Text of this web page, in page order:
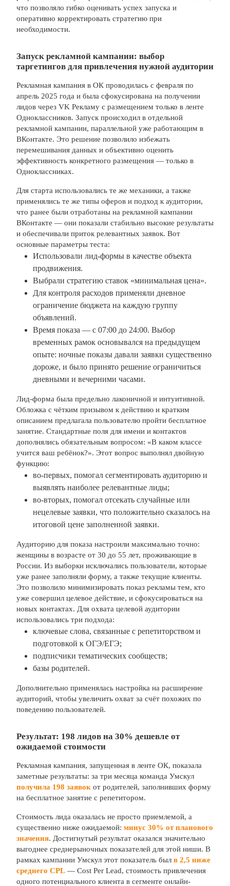
что позволяло гибко оценивать успех запуска и
оперативно корректировать стратегию при
необходимости.
Запуск рекламной кампании: выбор
таргетингов для привлечения нужной аудитории
Рекламная кампания в ОК проводилась с февраля по
апрель 2025 года и была сфокусирована на получении
лидов через VK Рекламу с размещением только в ленте
Одноклассников. Запуск происходил в отдельной
рекламной кампании, параллельной уже работающим в
ВКонтакте. Это решение позволило избежать
перемешивания данных и объективно оценить
эффективность конкретного размещения — только в
Одноклассниках.
Для старта использовались те же механики, а также
применялись те же типы оферов и подход к аудитории,
что ранее были отработаны на рекламной кампании
ВКонтакте — они показали стабильно высокие результаты
и обеспечивали приток релевантных заявок. Вот
основные параметры теста:
Использовали лид-формы в качестве объекта
продвижения.
Выбрали стратегию ставок «минимальная цена».
Для контроля расходов применяли дневное
ограничение бюджета на каждую группу
объявлений.
Время показа — с 07:00 до 24:00. Выбор
временных рамок основывался на предыдущем
опыте: ночные показы давали заявки существенно
дороже, и было принято решение ограничиться
дневными и вечерними часами.
Лид-форма была предельно лаконичной и интуитивной.
Обложка с чётким призывом к действию и кратким
описанием предлагала пользователю пройти бесплатное
занятие. Стандартные поля для имени и контактов
дополнялись обязательным вопросом: «В каком классе
учится ваш ребёнок?». Этот вопрос выполнял двойную
функцию:
во-первых, помогал сегментировать аудиторию и
выявлять наиболее релевантные лиды;
во-вторых, помогал отсекать случайные или
нецелевые заявки, что положительно сказалось на
итоговой цене заполненной заявки.
Аудиторию для показа настроили максимально точно:
женщины в возрасте от 30 до 55 лет, проживающие в
России. Из выборки исключались пользователи, которые
уже ранее заполняли форму, а также текущие клиенты.
Это позволило минимизировать показ рекламы тем, кто
уже совершил целевое действие, и сфокусироваться на
новых контактах. Для охвата целевой аудитории
использовались три подхода:
ключевые слова, связанные с репетиторством и
подготовкой к ОГЭ/ЕГЭ;
подписчики тематических сообществ;
базы родителей.
Дополнительно применялась настройка на расширение
аудиторий, чтобы увеличить охват за счёт похожих по
поведению пользователей.
Результат: 198 лидов на 30% дешевле от
ожидаемой стоимости
Рекламная кампания, запущенная в ленте ОК, показала
заметные результаты: за три месяца команда Умскул
получила 198 заявок от родителей, заполнивших форму
на бесплатное занятие с репетитором.
Стоимость лида оказалась не просто приемлемой, а
существенно ниже ожидаемой: минус 30% от планового
значения. Достигнутый результат оказался значительно
выгоднее среднерыночных показателей для этой ниши. В
рамках кампании Умскул этот показатель был в 2,5 ниже
среднего CPL — Cost Per Lead, стоимость привлечения
одного потенциального клиента в сегменте онлайн-